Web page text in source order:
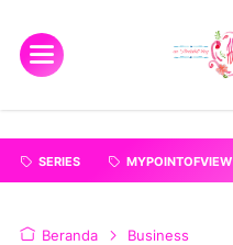
SERIES MYPOINTOFVIEW
Beranda Business